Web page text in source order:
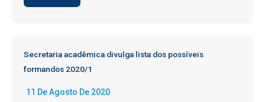
Secretaria acadêmica divulga lista dos possíveis
formandos 2020/1
11 De Agosto De 2020